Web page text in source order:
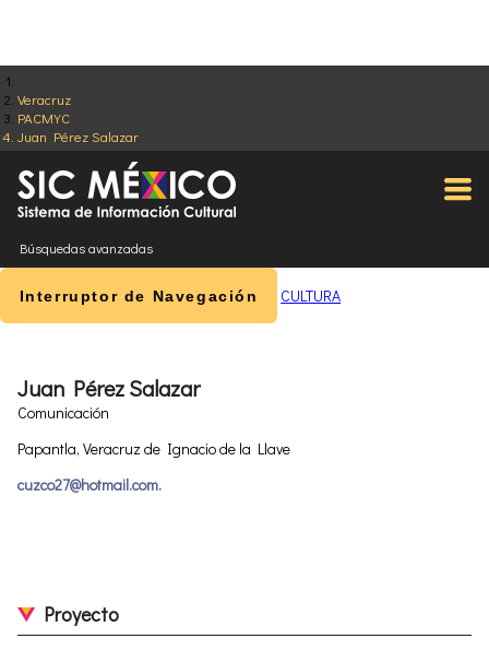
Veracruz
PACMYC
Juan Pérez Salazar
Búsquedas avanzadas
Interruptor de Navegación CULTURA
Juan Pérez Salazar
Comunicación
Papantla, Veracruz de Ignacio de la Llave
cuzco27@hotmail.com.
Proyecto